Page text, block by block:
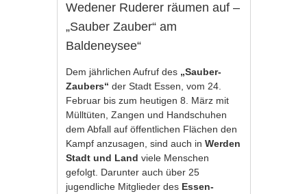
Wedener Ruderer räumen auf –
„Sauber Zauber“ am
Baldeneysee“
Dem jährlichen Aufruf des „Sauber-
Zaubers“der Stadt Essen, vom 24.
Februar bis zum heutigen 8. März mit
Mülltüten, Zangen und Handschuhen
dem Abfall auf öffentlichen Flächen den
Kampf anzusagen, sind auch inWerden
Stadt und Land viele Menschen
gefolgt. Darunter auch über 25
jugendliche Mitglieder des Essen-